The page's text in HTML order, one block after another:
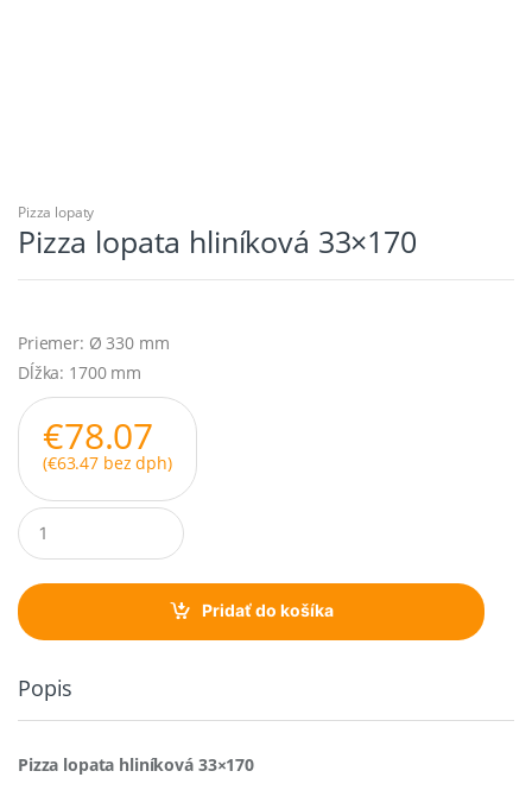
Pizza lopaty
Pizza lopata hliníková 33×170
Priemer: Ø 330 mm
Dĺžka: 1700 mm
€78.07
(€63.47 bez dph)
Q
u
a
t
i
Pridať do košíka
Popis
Pizza lopata hliníková 33×170